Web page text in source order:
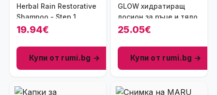
Herbal Rain Restorative
Shampoo - Step 1
19.94€
Купи от rumi.bg →
GLOW хидратиращ
лосион за ръце и тяло
25.05€
Купи от rumi.bg →